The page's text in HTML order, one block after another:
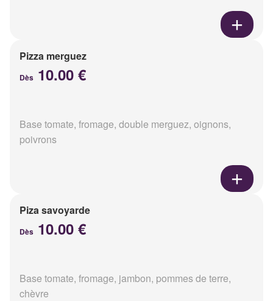
Pizza merguez
Dès 10.00 €
Base tomate, fromage, double merguez, oignons,
poivrons
Piza savoyarde
Dès 10.00 €
Base tomate, fromage, jambon, pommes de terre,
chèvre